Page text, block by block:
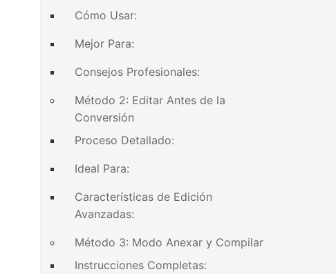
Cómo Usar:
Mejor Para:
Consejos Profesionales:
Método 2: Editar Antes de la
Conversión
Proceso Detallado:
Ideal Para:
Características de Edición
Avanzadas:
Método 3: Modo Anexar y Compilar
Instrucciones Completas: